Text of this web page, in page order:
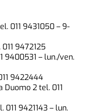
011 9431050 – 9-
9472125
9400531 – lun./ven.
9422444
Duomo 2 tel. 011
011 9421143 – lun.